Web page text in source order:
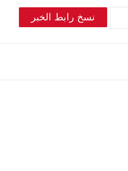
نسخ رابط الخبر